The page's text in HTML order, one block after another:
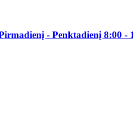
- Penktadienį 8:00 -